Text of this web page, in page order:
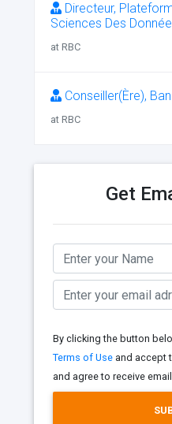
Directeur,
Sciences Des
at RBC
Conseiller(Ère),
at RBC
Get
By clicking the button
Terms of Use and accept
and agree to receive